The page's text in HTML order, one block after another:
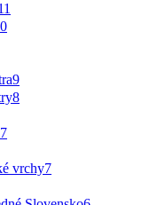
9
8
7
vrchy7